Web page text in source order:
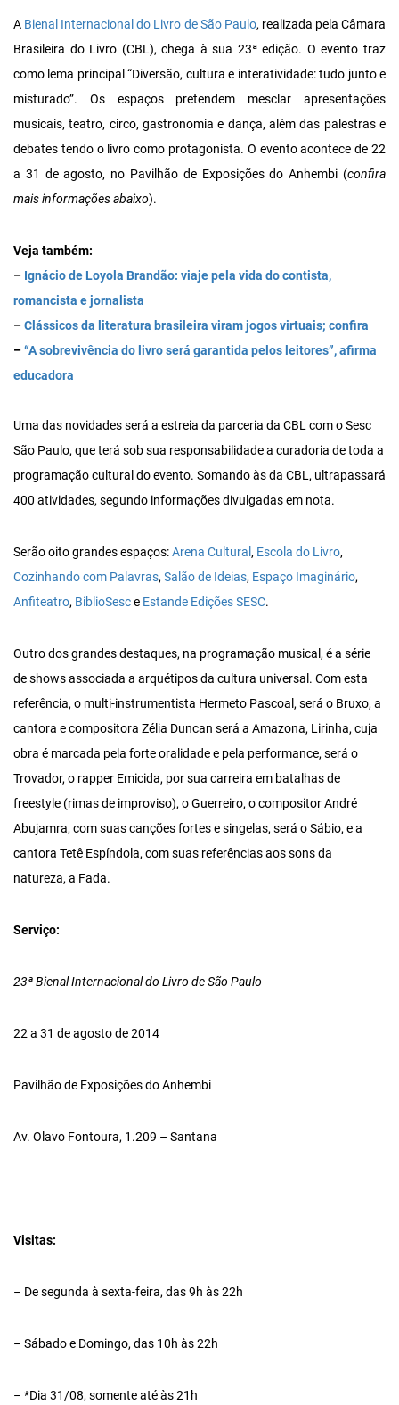
A Bienal Internacional do Livro de São Paulo, realizada pela Câmara
Brasileira do Livro (CBL), chega à sua 23ª edição. O evento traz
como lema principal “Diversão, cultura e interatividade: tudo junto e
misturado”. Os espaços pretendem mesclar apresentações
musicais, teatro, circo, gastronomia e dança, além das palestras e
debates tendo o livro como protagonista. O evento acontece de 22
a 31 de agosto, no Pavilhão de Exposições do Anhembi (confira
mais informações abaixo).
Veja também:
– Ignácio de Loyola Brandão: viaje pela vida do contista,
romancista e jornalista
–Clássicos da literatura brasileira viram jogos virtuais; confira
–“A sobrevivência do livro será garantida pelos leitores”, afirma
educadora
Uma das novidades será a estreia da parceria da CBL com o Sesc
São Paulo, que terá sob sua responsabilidade a curadoria de toda a
programação cultural do evento. Somando às da CBL, ultrapassará
400 atividades, segundo informações divulgadas em nota.
Serão oito grandes espaços:Arena Cultural , Escola do Livro,
Cozinhando com Palavras,Salão de Ideias, Espaço Imaginário,
Anfiteatro, BiblioSesce Estande Edições SESC.
Outro dos grandes destaques, na programação musical, é a série
de shows associada a arquétipos da cultura universal. Com esta
referência, o multi-instrumentista Hermeto Pascoal, será o Bruxo, a
cantora e compositora Zélia Duncan será a Amazona, Lirinha, cuja
obra é marcada pela forte oralidade e pela performance, será o
Trovador, o rapper Emicida, por sua carreira em batalhas de
freestyle (rimas de improviso), o Guerreiro, o compositor André
Abujamra, com suas canções fortes e singelas, será o Sábio, e a
cantora Tetê Espíndola, com suas referências aos sons da
natureza, a Fada.
Serviço:
23ª Bienal Internacional do Livro de São Paulo
22 a 31 de agosto de 2014
Pavilhão de Exposições do Anhembi
Av. Olavo Fontoura, 1.209 – Santana
Visitas:
– De segunda à sexta-feira, das 9h às 22h
– Sábado e Domingo, das 10h às 22h
– *Dia 31/08, somente até às 21h